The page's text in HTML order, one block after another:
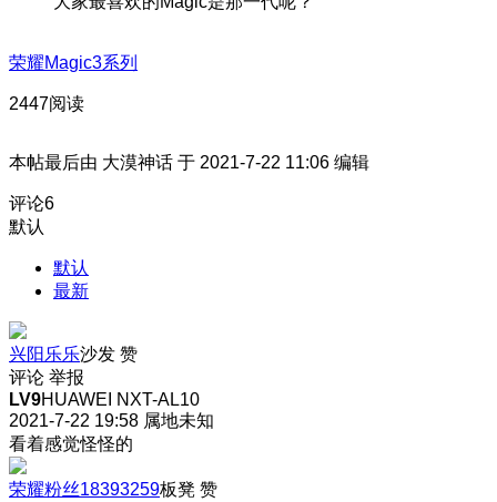
荣耀Magic3系列
2447阅读
本帖最后由 大漠神话 于 2021-7-22 11:06 编辑
评论6
默认
默认
最新
兴阳乐乐沙发 赞
评论 举报
LV9HUAWEI NXT-AL10
2021-7-22 19:58 属地未知
看着感觉怪怪的
荣耀粉丝18393259板凳 赞